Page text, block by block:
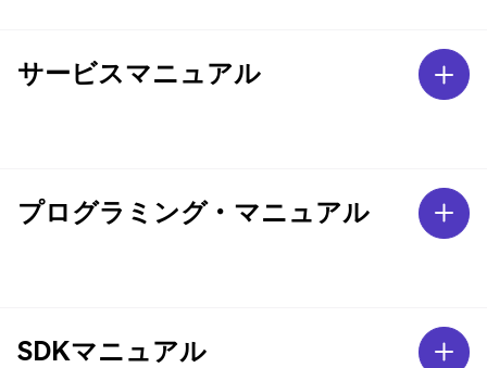
サービスマニュアル
プログラミング・マニュアル
SDKマニュアル